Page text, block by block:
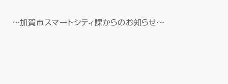
～加賀市スマートシティ課からのお知らせ～